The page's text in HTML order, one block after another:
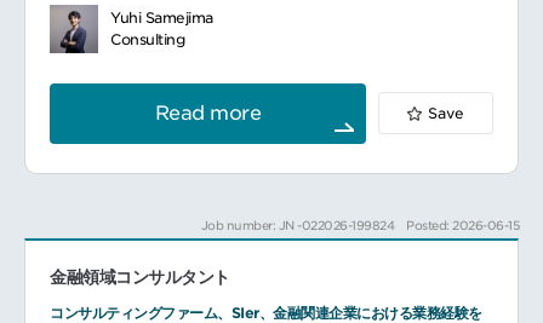
to provide solutions that meet our
sustainable growth by staying abreast of
domestic and international regulations
and market trends. Our data analysis and
technology-enabled approach helps
HR改革
Yuhi Samejima
Consulting
Read more Save
Job number: JN -022026-199824 Posted: 2026-06-15
金融領域コンサルタント
コンサルティングファーム、SIer、金融関連企業における業務経験を